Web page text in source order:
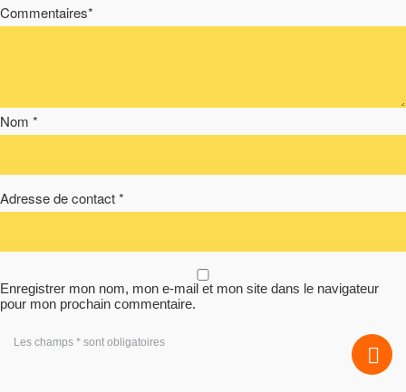
Commentaires*
Nom *
Adresse de contact *
Enregistrer mon nom, mon e-mail et mon site dans le navigateur
pour mon prochain commentaire.
Les champs * sont obligatoires